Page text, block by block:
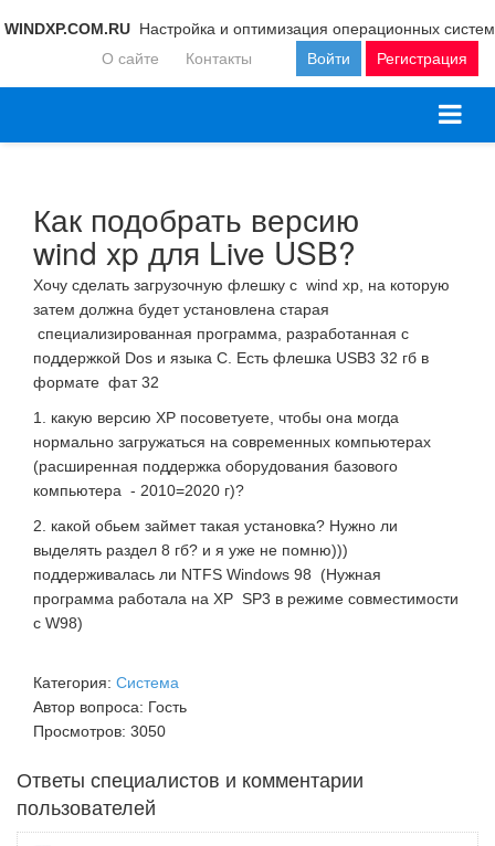
WINDXP.COM.RU Настройка и оптимизация операционных систем
Войти
Регистрация
О сайте Контакты
Как подобрать версию
wind xp для Live USB?
Хочу сделать загрузочную флешку с wind xp, на которую
затем должна будет установлена старая
специализированная программа, разработанная с
поддержкой Dos и языка С. Есть флешка USB3 32 гб в
формате фат 32
1. какую версию ХР посоветуете, чтобы она могда
нормально загружаться на современных компьютерах
(расширенная поддержка оборудования базового
компьютера - 2010=2020 г)?
2. какой обьем займет такая установка? Нужно ли
выделять раздел 8 гб? и я уже не помню)))
поддерживалась ли NTFS Windows 98 (Нужная
программа работала на ХР SP3 в режиме совместимости
с W98)
Категория: Система
Автор вопроса: Гость
Просмотров: 3050
Ответы специалистов и комментарии
пользователей